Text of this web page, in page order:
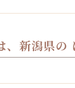
新潟県の